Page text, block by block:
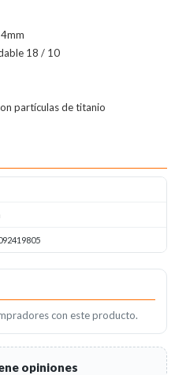
18 / 10
partículas de titanio
con este producto.
opiniones